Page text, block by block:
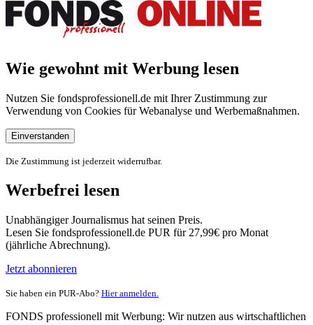
Wie gewohnt mit Werbung lesen
Nutzen Sie fondsprofessionell.de mit Ihrer Zustimmung zur
Verwendung von Cookies für Webanalyse und Werbemaßnahmen.
Einverstanden
Die Zustimmung ist jederzeit widerrufbar.
Werbefrei lesen
Unabhängiger Journalismus hat seinen Preis.
Lesen Sie fondsprofessionell.de PUR für 27,99€ pro Monat
(jährliche Abrechnung).
Jetzt abonnieren
Sie haben ein PUR-Abo? Hier anmelden.
FONDS professionell mit Werbung: Wir nutzen aus wirtschaftlichen